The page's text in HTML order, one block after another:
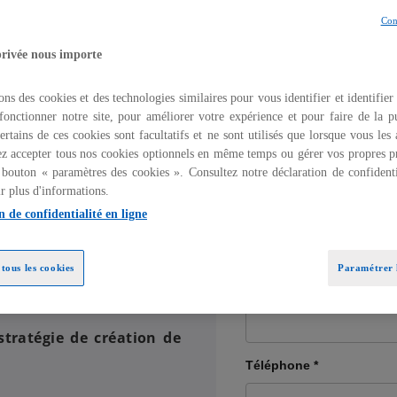
la création de valeur,
dirigeants dans un
financiers. Elles
des systèmes et des
dans leurs projets de
des processus à la
de création de
nous importe
des cookies et des technologies similaires pour vous identifier et identifier
notre site, pour améliorer votre expérience et pour faire de la
de ces cookies sont facultatifs et ne sont utilisés que lorsque vous les
accepter tous nos cookies optionnels en même temps ou gérer vos propres
« paramètres des cookies ». Consultez notre déclaration de
plus d'informations.
de confidentialité en ligne
Paramétrer
les cookies